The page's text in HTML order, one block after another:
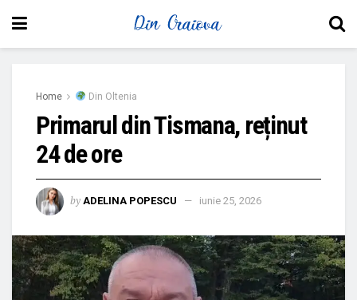
Home Din Oltenia
Primarul din Tismana, reținut
24 de ore
by ADELINA POPESCU iunie 25, 2026